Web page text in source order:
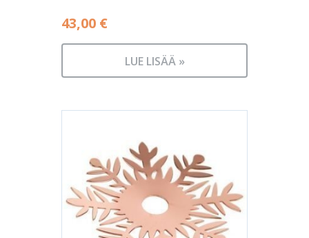
43,00 €
LUE LISÄÄ »